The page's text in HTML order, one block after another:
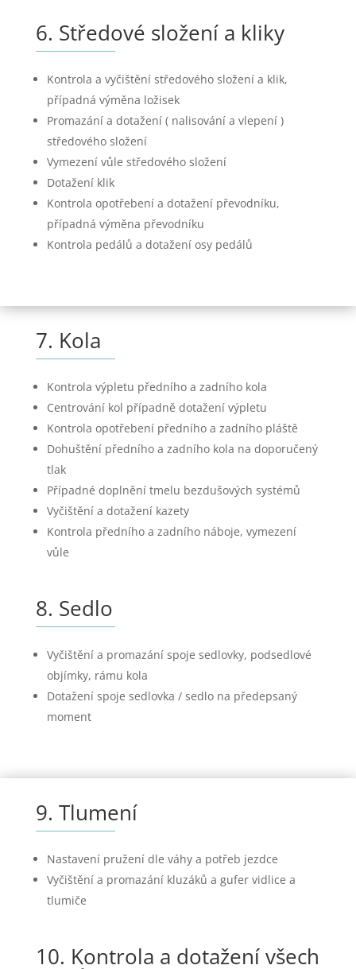
6. Středové složení a kliky
Kontrola a vyčištění středového složení a klik,
případná výměna ložisek
Promazání a dotažení ( nalisování a vlepení )
středového složení
Vymezení vůle středového složení
Dotažení klik
Kontrola opotřebení a dotažení převodníku,
případná výměna převodníku
Kontrola pedálů a dotažení osy pedálů
7. Kola
Kontrola výpletu předního a zadního kola
Centrování kol případně dotažení výpletu
Kontrola opotřebení předního a zadního pláště
Dohuštění předního a zadního kola na doporučený
tlak
Případné doplnění tmelu bezdušových systémů
Vyčištění a dotažení kazety
Kontrola předního a zadního náboje, vymezení
vůle
8. Sedlo
Vyčištění a promazání spoje sedlovky, podsedlové
objímky, rámu kola
Dotažení spoje sedlovka / sedlo na předepsaný
moment
9. Tlumení
Nastavení pružení dle váhy a potřeb jezdce
Vyčištění a promazání kluzáků a gufer vidlice a
tlumiče
10. Kontrola a dotažení všech